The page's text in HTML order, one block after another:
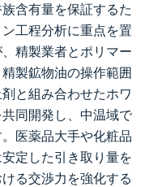
含有量を保証するた
工程分析に重点を置
精製業者とポリマー
製鉱物油の操作範囲
と組み合わせたホワ
同開発し、中温域で
医薬品大手や化粧品
定した引き取り量を
る交渉力を強化する